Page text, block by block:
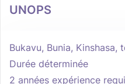
UNOPS
Bukavu, Bunia, Kinshasa,
Durée déterminée
2 années expérience